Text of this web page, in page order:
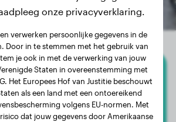
honden
Dwergkeeshond
Perla
onze privacyverklaring.
verwerken persoonlijke gegevens in de
Door in te stemmen met het gebruik van
je ook in met de verwerking van jouw
Staten in overeenstemming met
Het Europees Hof van Justitie beschouwt
als een land met een ontoereikend
volgens EU-normen. Met
dat jouw gegevens door Amerikaanse